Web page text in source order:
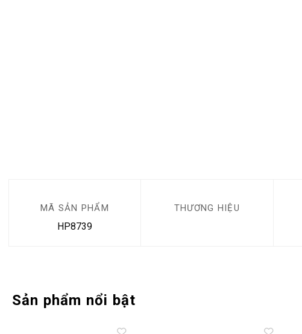
MÃ SẢN PHẨM
HP8739
THƯƠNG HIỆU
Sản phẩm nổi bật